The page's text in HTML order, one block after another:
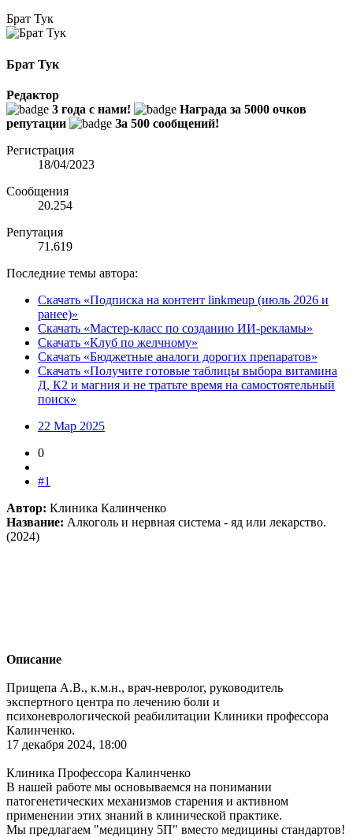
Брат Тук
Брат Тук
Редактор
3 года с нами!
Награда за 5000 очков
репутации
За 500 сообщений!
Регистрация
18/04/2023
Сообщения
20.254
Репутация
71.619
Последние темы автора:
Скачать «Подписка на контент linkmeup (июль 2026 и
ранее)»
Скачать «Мастер-класс по созданию ИИ-рекламы»
Скачать «Клуб по желчному»
Скачать «Бюджетные аналоги дорогих препаратов»
Скачать «Получите готовые таблицы выбора витамина
Д, К2 и магния и не тратьте время на самостоятельный
поиск»
22 Мар 2025
0
#1
Автор: Клиника Калинченко
Название: Алкоголь и нервная система - яд или лекарство.
(2024)
Описание
Прищепа А.В., к.м.н., врач-невролог, руководитель
экспертного центра по лечению боли и
психоневрологической реабилитации Клиники профессора
Калинченко.
17 декабря 2024, 18:00
Клиника Профессора Калинченко
В нашей работе мы основываемся на понимании
патогенетических механизмов старения и активном
применении этих знаний в клинической практике.
Мы предлагаем "медицину 5П" вместо медицины стандартов!